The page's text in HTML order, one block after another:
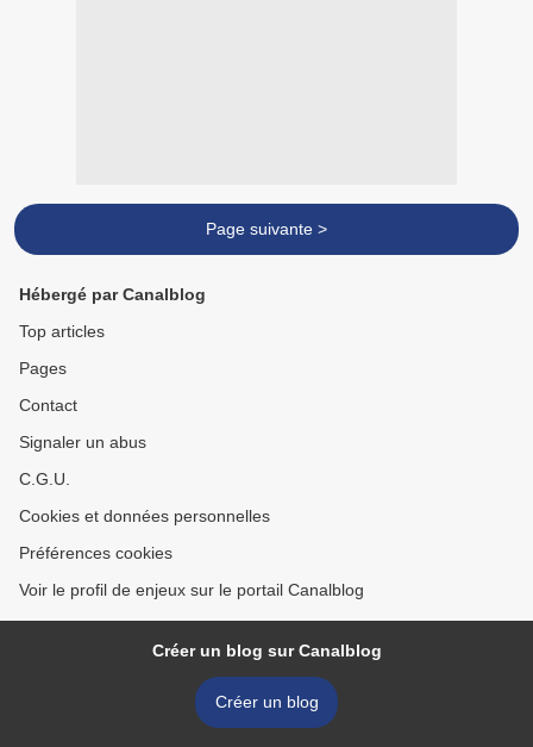
Page suivante >
Hébergé par Canalblog
Top articles
Pages
Contact
Signaler un abus
C.G.U.
Cookies et données personnelles
Préférences cookies
Voir le profil de enjeux sur le portail Canalblog
Créer un blog sur Canalblog
Créer un blog